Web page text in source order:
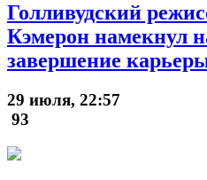
Голливудский
Кэмерон намекнул
завершение
29 июля, 22:57
93